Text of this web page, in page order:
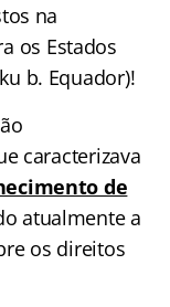
na
os Estados
b. Equador)!
caracterizava
de
atualmente a
os direitos